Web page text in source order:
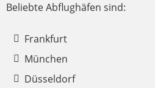
Beliebte Abflughäfen sind:
Frankfurt
München
Düsseldorf